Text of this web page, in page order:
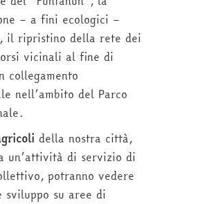
– a fini ecologici –
il ripristino della rete dei
vicinali al fine di
collegamento
nell’ambito del Parco
della nostra città,
un’attività di servizio di
potranno vedere
sviluppo su aree di